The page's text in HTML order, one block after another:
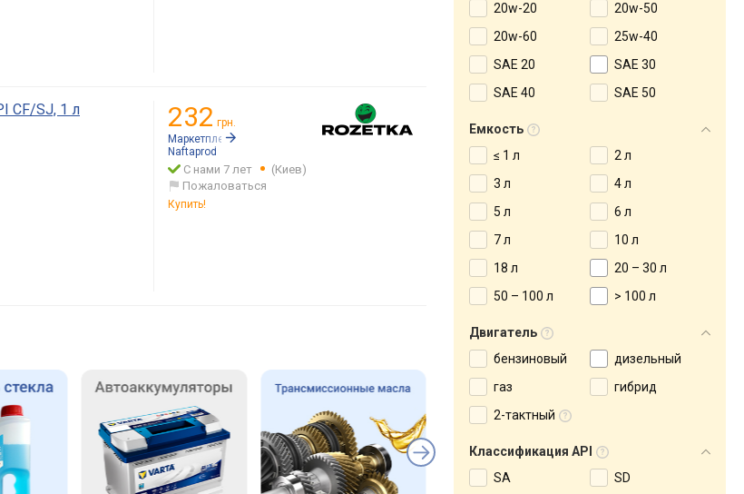
CF/SJ, 1 л 232 грн.
Маркетплейс:
Naftaprod
С нами 7 лет
(Киев)
Пожаловаться
Купить!
20w-20
20w-50
20w-60
25w-40
SAE 20
SAE 30
SAE 40
SAE 50
Емкость
≤ 1 л
2 л
3 л
4 л
5 л
6 л
7 л
10 л
18 л
20 – 30 л
50 – 100 л
> 100 л
Двигатель
бензиновый
дизельный
газ
гибрид
2-тактный
Классификация API
SA
SD